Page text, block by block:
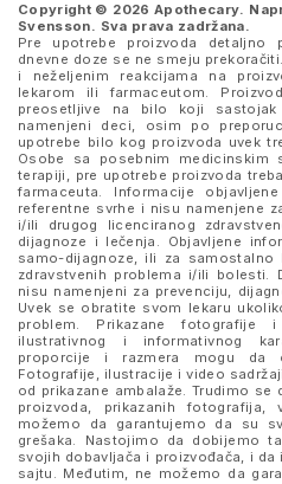
Copyright © 2026 Apothecary.
Svensson. Sva prava zadržana.
Pre upotrebe proizvoda detaljno
dnevne doze se ne smeju
i neželjenim reakcijama na
lekarom ili farmaceutom.
preosetljive na bilo koji
namenjeni deci, osim po
upotrebe bilo kog proizvoda uvek
Osobe sa posebnim medicinskim
terapiji, pre upotrebe proizvoda
farmaceuta. Informacije
referentne svrhe i nisu namenjene
i/ili drugog licenciranog
dijagnoze i lečenja. Objavljene
samo-dijagnoze, ili za samostalno
zdravstvenih problema i/ili bolesti.
nisu namenjeni za prevenciju,
Uvek se obratite svom lekaru
problem. Prikazane
ilustrativnog i informativnog
proporcije i razmera mogu da
Fotografije, ilustracije i video
od prikazane ambalaže. Trudimo
proizvoda, prikazanih
možemo da garantujemo da su
grešaka. Nastojimo da dobijemo
svojih dobavljača i proizvođača, i
sajtu. Međutim, ne možemo da